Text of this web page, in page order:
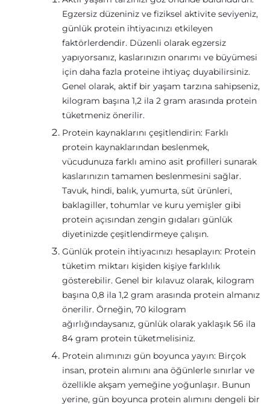
Egzersiz düzeniniz ve fiziksel aktivite seviyeniz,
günlük protein ihtiyacınızı etkileyen
faktörlerdendir. Düzenli olarak egzersiz
yapıyorsanız, kaslarınızın onarımı ve büyümesi
için daha fazla proteine ihtiyaç duyabilirsiniz.
Genel olarak, aktif bir yaşam tarzına sahipseniz,
kilogram başına 1,2 ila 2 gram arasında protein
tüketmeniz önerilir.
Protein kaynaklarını çeşitlendirin: Farklı
protein kaynaklarından beslenmek,
vücudunuza farklı amino asit profilleri sunarak
kaslarınızın tamamen beslenmesini sağlar.
Tavuk, hindi, balık, yumurta, süt ürünleri,
baklagiller, tohumlar ve kuru yemişler gibi
protein açısından zengin gıdaları günlük
diyetinizde çeşitlendirmeye çalışın.
Günlük protein ihtiyacınızı hesaplayın: Protein
tüketim miktarı kişiden kişiye farklılık
gösterebilir. Genel bir kılavuz olarak, kilogram
başına 0,8 ila 1,2 gram arasında protein almanız
önerilir. Örneğin, 70 kilogram
ağırlığındaysanız, günlük olarak yaklaşık 56 ila
84 gram protein tüketmelisiniz.
Protein alımınızı gün boyunca yayın: Birçok
insan, protein alımını ana öğünlerle sınırlar ve
özellikle akşam yemeğine yoğunlaşır. Bunun
yerine, gün boyunca protein alımını dengeli bir